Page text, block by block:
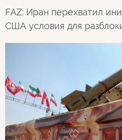
FAZ: Иран перехватил
США условия для